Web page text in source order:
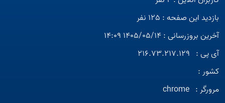
بازدید این صفحه : 125 نفر
آخرین بروزرسانی : 1405/05/14 14:09
آی پی : 216.73.217.129
کشور :
مرورگر : chrome